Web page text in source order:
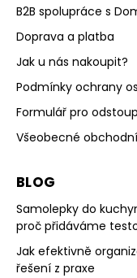
B2B spolupráce s
Doprava a platba
Jak u nás nakoupit?
Podmínky ochrany
Formulář pro
Všeobecné
BLOG
Samolepky do
proč přidáváme
Jak efektivně
řešení z praxe